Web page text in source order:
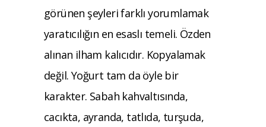
görünen şeyleri farklı yorumlamak
yaratıcılığın en esaslı temeli. Özden
alınan ilham kalıcıdır. Kopyalamak
değil. Yoğurt tam da öyle bir
karakter. Sabah kahvaltısında,
cacıkta, ayranda, tatlıda, turşuda,